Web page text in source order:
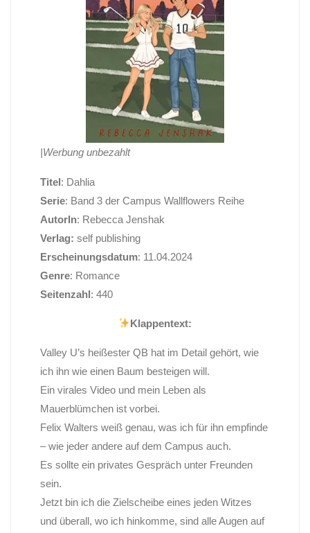
|Werbung unbezahlt
Titel: Dahlia
Serie: Band 3 der Campus Wallflowers Reihe
AutorIn: Rebecca Jenshak
Verlag: self publishing
Erscheinungsdatum: 11.04.2024
Genre: Romance
Seitenzahl: 440
Klappentext:
Valley U’s heißester QB hat im Detail gehört, wie
ich ihn wie einen Baum besteigen will.
Ein virales Video und mein Leben als
Mauerblümchen ist vorbei.
Felix Walters weiß genau, was ich für ihn empfinde
– wie jeder andere auf dem Campus auch.
Es sollte ein privates Gespräch unter Freunden
sein.
Jetzt bin ich die Zielscheibe eines jeden Witzes
und überall, wo ich hinkomme, sind alle Augen auf